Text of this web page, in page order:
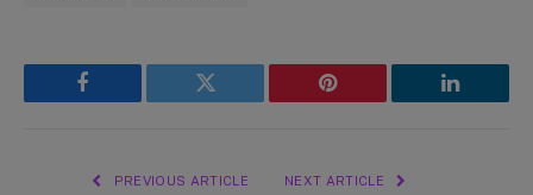
Facebook Twitter Pinterest LinkedIn
PREVIOUS ARTICLE NEXT ARTICLE